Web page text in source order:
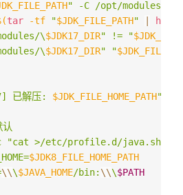
" -C /opt/modules
tar -tf "$JDK_FILE_PATH"
head
\$JDK17_DIR" != "
\
$JDK17_DIR" "
已解压: $JDK_FILE_HOME_PATH"
"cat >/etc/profile.d/java.sh"
$JDK8_FILE_HOME_PATH
\\\$JAVA_HOME/bin: \\\$PATH